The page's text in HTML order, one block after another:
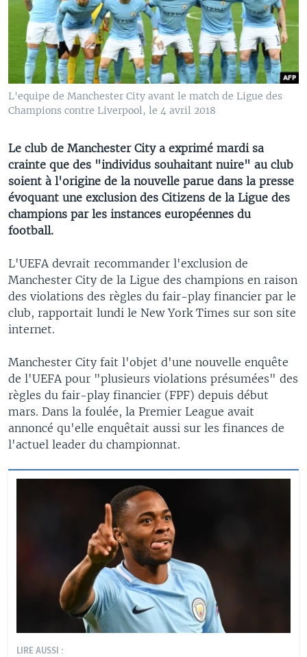
L'equipe de Manchester City avant le match de Ligue des
Champions contre Liverpool, le 4 avril 2018
Le club de Manchester City a exprimé mardi sa
crainte que des "individus souhaitant nuire" au club
soient à l'origine de la nouvelle parue dans la presse
évoquant une exclusion des Citizens de la Ligue des
champions par les instances européennes du
football.
L'UEFA devrait recommander l'exclusion de
Manchester City de la Ligue des champions en raison
des violations des règles du fair-play financier par le
club, rapportait lundi le New York Times sur son site
internet.
Manchester City fait l'objet d'une nouvelle enquête
de l'UEFA pour "plusieurs violations présumées" des
règles du fair-play financier (FPF) depuis début
mars. Dans la foulée, la Premier League avait
annoncé qu'elle enquêtait aussi sur les finances de
l'actuel leader du championnat.
LIRE AUSSI :